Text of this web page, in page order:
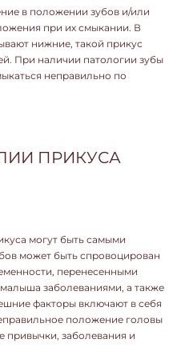
в положении зубов и/или
при их смыкании. В
нижние, такой прикус
При наличии патологии зубы
неправильно по
ПРИКУСА
могут быть самыми
может быть спровоцирован
перенесенными
заболеваниями, а также
факторы включают в себя
положение головы
привычки, заболевания и